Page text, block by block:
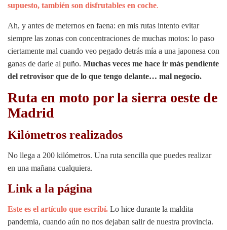
supuesto, también son disfrutables en coche.
Ah, y antes de meternos en faena: en mis rutas intento evitar
siempre las zonas con concentraciones de muchas motos: lo paso
ciertamente mal cuando veo pegado detrás mía a una japonesa con
ganas de darle al puño. Muchas veces me hace ir más pendiente
del retrovisor que de lo que tengo delante… mal negocio.
Ruta en moto por la sierra oeste de
Madrid
Kilómetros realizados
No llega a 200 kilómetros. Una ruta sencilla que puedes realizar
en una mañana cualquiera.
Link a la página
Este es el artículo que escribí. Lo hice durante la maldita
pandemia, cuando aún no nos dejaban salir de nuestra provincia.